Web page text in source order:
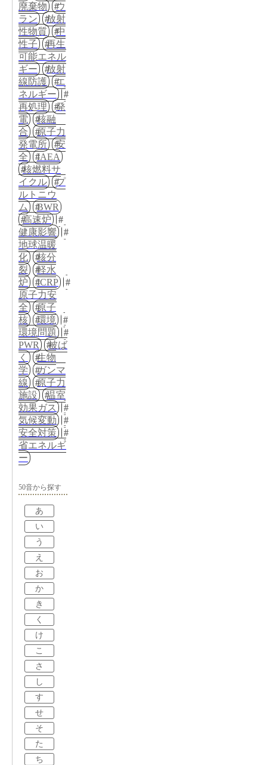
廃棄物
ウ
ラン
放射
性物質
中
性子
再生
可能エネル
ギー
放射
線防護
エ
ネルギー
再処理
発
電
核融
合
原子力
発電所
安
全
IAEA
核燃料サ
イクル
プ
ルトニウ
ム
BWR
高速炉
健康影響
地球温暖
化
核分
裂
軽水
炉
ICRP
原子力安
全
原子
核
環境
環境問題
PWR
被ば
く
生物
学
ガンマ
線
原子力
施設
温室
効果ガス
気候変動
安全対策
省エネルギ
ー
50音から探す
あ
い
う
え
お
か
き
く
け
こ
さ
し
す
せ
そ
た
ち